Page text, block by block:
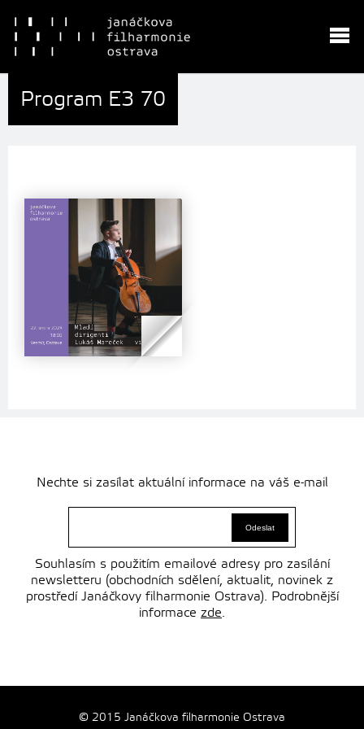
Program E3 70
Nechte si zasílat aktuální informace na váš e-mail
Souhlasím s použitím emailové adresy pro zasílání
newsletteru (obchodních sdělení, aktualit, novinek z
prostředí Janáčkovy filharmonie Ostrava). Podrobnější
informace zde.
© 2015 Janáčkova filharmonie Ostrava